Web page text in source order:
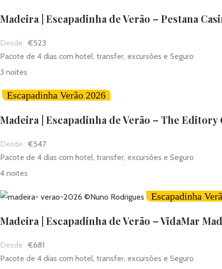
Madeira | Escapadinha de Verão – Pestana
€523
Pacote de 4 dias com hotel, transfer, excursões e Seguro
3 noites
Escapadinha Verão 2026
Madeira | Escapadinha de Verão – The Editory
€547
Pacote de 4 dias com hotel, transfer, excursões e Seguro
4 noites
Escapadinha
Madeira | Escapadinha de Verão – VidaMar
€681
Pacote de 4 dias com hotel, transfer, excursões e Seguro